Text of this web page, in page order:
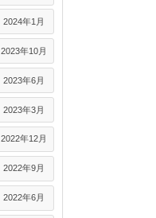
2024年1月
2023年10月
2023年6月
2023年3月
2022年12月
2022年9月
2022年6月